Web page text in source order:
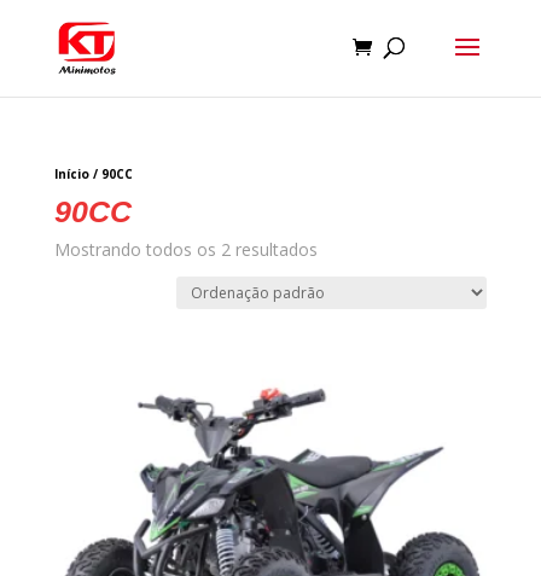
Início/ 90CC
90CC
Mostrando todos os 2 resultados